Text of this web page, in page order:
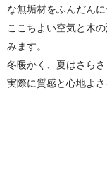
な無垢材をふんだん
ここちよい空気と木
みます。
冬暖かく、夏はさらさ
実際に質感と心地よさ